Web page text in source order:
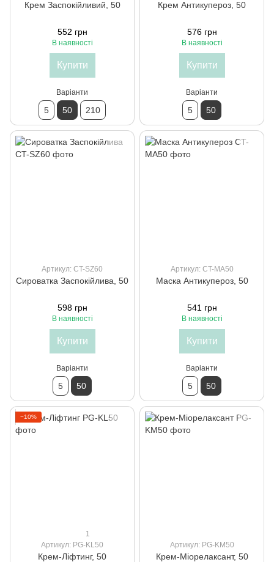
Крем Заспокійливий, 50
552 грн
В наявності
Купити
Варіанти
5 50 210
Крем Антикупероз, 50
576 грн
В наявності
Купити
Варіанти
5 50
Артикул: CT-SZ60
Сироватка Заспокійлива, 50
598 грн
В наявності
Купити
Варіанти
5 50
Артикул: CT-MA50
Маска Антикупероз, 50
541 грн
В наявності
Купити
Варіанти
5 50
−10%
1
Артикул: PG-KL50
Крем-Ліфтинг, 50
Артикул: PG-KM50
Крем-Міорелаксант, 50